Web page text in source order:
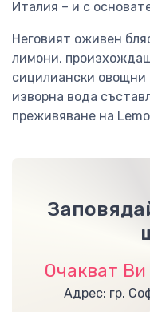
Италия – и с
Неговият оживен
лимони,
сицилиански овощни
изворна вода
преживяване на
Очакват
Адрес: гр.